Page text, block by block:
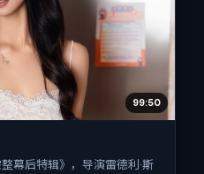
99:50
幕后特辑》，导演雷德利·斯